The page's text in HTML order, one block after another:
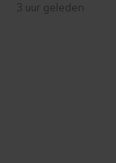
3 uur geleden